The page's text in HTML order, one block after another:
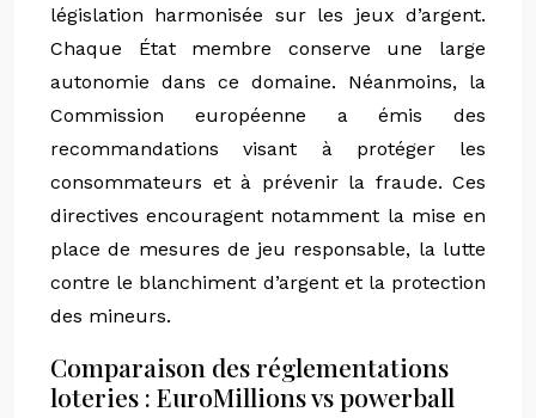
législation harmonisée sur les jeux d’argent.
Chaque État membre conserve une large
autonomie dans ce domaine. Néanmoins, la
Commission européenne a émis des
recommandations visant à protéger les
consommateurs et à prévenir la fraude. Ces
directives encouragent notamment la mise en
place de mesures de jeu responsable, la lutte
contre le blanchiment d’argent et la protection
des mineurs.
Comparaison des réglementations
loteries : EuroMillions vs powerball